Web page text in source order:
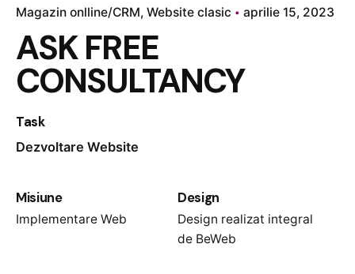
Magazin onlline/CRM Website clasic aprilie 15, 2023
ASK FREE
CONSULTANCY
Task
Dezvoltare Website
Misiune
Implementare Web
Design
Design realizat integral
de BeWeb